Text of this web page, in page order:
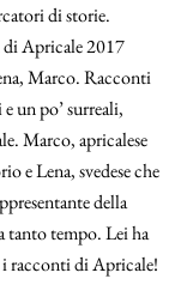
di storie.
Apricale 2017
Marco. Racconti
un po’ surreali,
Marco, apricalese
e Lena, svedese che
della
tanto tempo. Lei ha
racconti di Apricale!